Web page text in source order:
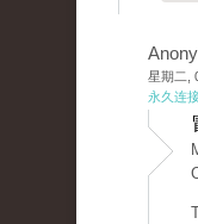
星期二,
永久连